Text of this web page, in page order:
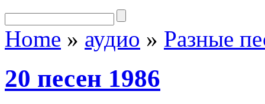
Home » аудио » Разные
20 песен 1986